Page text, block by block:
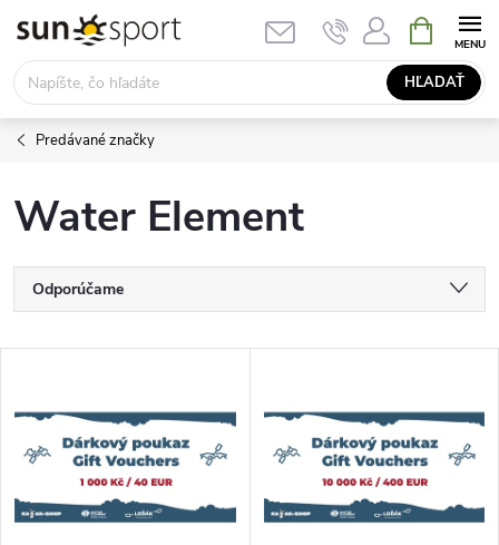
obsah
HĽADAŤ
KOŠÍK
Predávané značky
Water Element
R
a
d
e
n
Odporúčame
Najpredávanejšie
Abecedne
ý
p